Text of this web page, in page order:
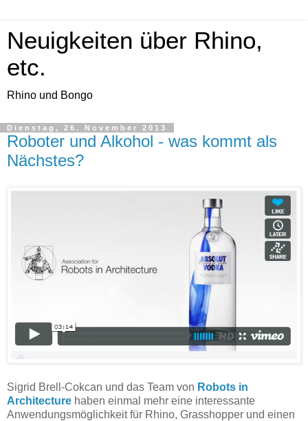
Neuigkeiten über Rhino,
etc.
Rhino und Bongo
Dienstag, 26. November 2013
Roboter und Alkohol - was kommt als
Nächstes?
Sigrid Brell-Cokcan und das Team von Robots in
Architecture haben einmal mehr eine interessante
Anwendungsmöglichkeit für Rhino, Grasshopper und einen